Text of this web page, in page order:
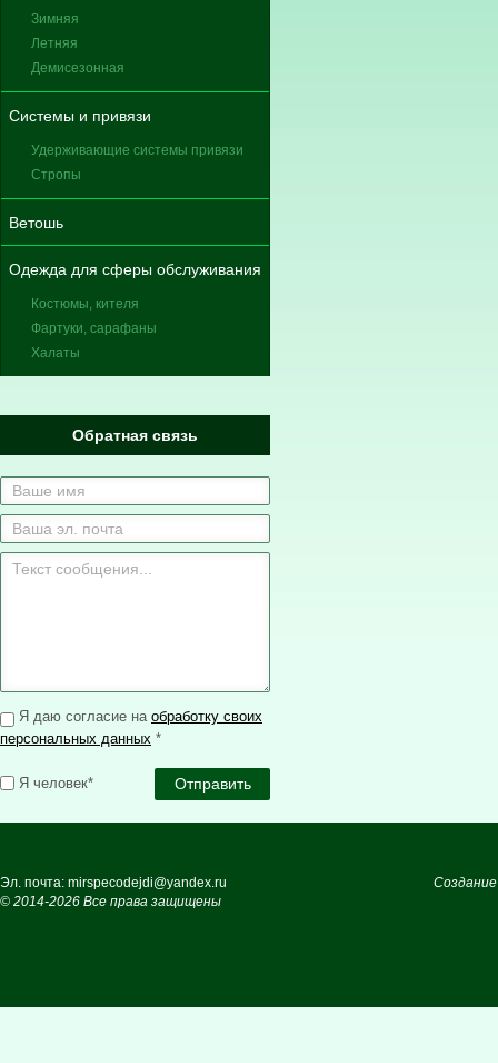
Зимняя
Летняя
Демисезонная
Системы и привязи
Удерживающие системы привязи
Стропы
Ветошь
Одежда для сферы обслуживания
Костюмы, кителя
Фартуки, сарафаны
Халаты
Обратная связь
Я даю согласие на обработку своих
персональных данных *
Я человек*
Эл. почта: mirspecodejdi@yandex.ru
© 2014-2026 Все права защищены